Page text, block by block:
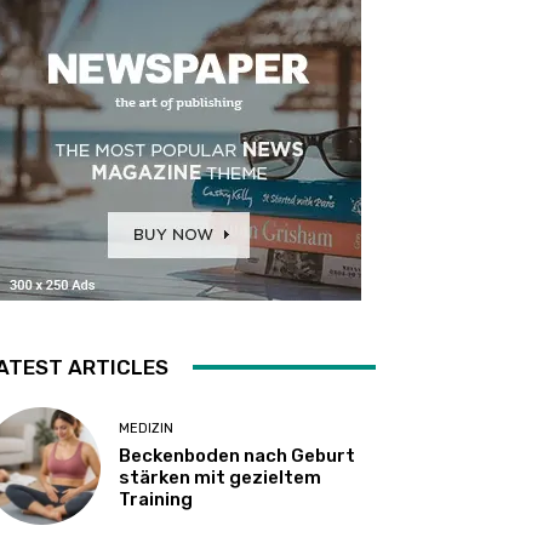
ARTICLES
MEDIZIN
Beckenboden nach Geburt
stärken mit gezieltem
Training